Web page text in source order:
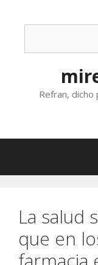
Refran,
La salud
que en